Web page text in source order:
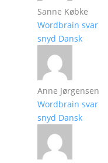
Sanne Købke
Wordbrain svar
snyd Dansk
Anne Jørgensen
Wordbrain svar
snyd Dansk